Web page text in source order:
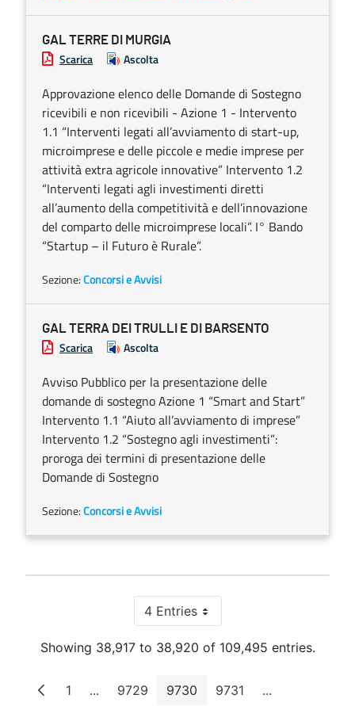
GAL TERRE DI MURGIA
Scarica Ascolta
Approvazione elenco delle Domande di Sostegno
ricevibili e non ricevibili - Azione 1 - Intervento
1.1 “Interventi legati all’avviamento di start-up,
microimprese e delle piccole e medie imprese per
attività extra agricole innovative” Intervento 1.2
“Interventi legati agli investimenti diretti
all’aumento della competitività e dell’innovazione
del comparto delle microimprese locali”. I° Bando
“Startup – il Futuro è Rurale”.
Sezione:Concorsi e Avvisi
GAL TERRA DEI TRULLI E DI BARSENTO
Scarica Ascolta
Avviso Pubblico per la presentazione delle
domande di sostegno Azione 1 “Smart and Start”
Intervento 1.1 “Aiuto all’avviamento di imprese”
Intervento 1.2 “Sostegno agli investimenti”:
proroga dei termini di presentazione delle
Domande di Sostegno
Sezione:Concorsi e Avvisi
4 EntriesPer Page
Showing 38,917 to 38,920 of 109,495 entries.
Page
1 ...Intermediate Pages
Page
9729 Page
9730 Page
9731 ...Intermediate